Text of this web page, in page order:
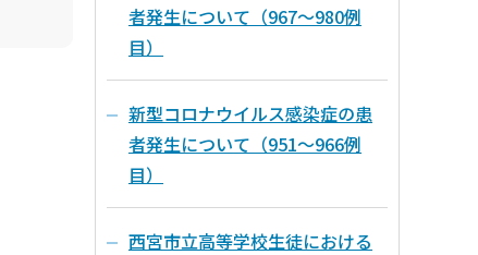
者発生について（967～980例
目）
新型コロナウイルス感染症の患
者発生について（951～966例
目）
西宮市立高等学校生徒における